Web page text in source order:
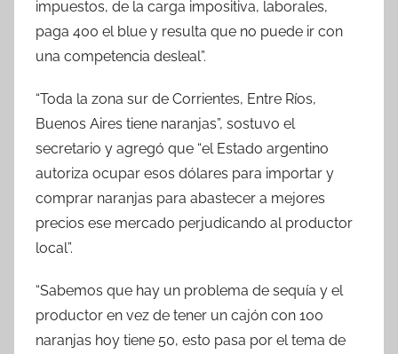
impuestos, de la carga impositiva, laborales,
paga 400 el blue y resulta que no puede ir con
una competencia desleal”.
“Toda la zona sur de Corrientes, Entre Ríos,
Buenos Aires tiene naranjas”, sostuvo el
secretario y agregó que “el Estado argentino
autoriza ocupar esos dólares para importar y
comprar naranjas para abastecer a mejores
precios ese mercado perjudicando al productor
local”.
“Sabemos que hay un problema de sequía y el
productor en vez de tener un cajón con 100
naranjas hoy tiene 50, esto pasa por el tema de